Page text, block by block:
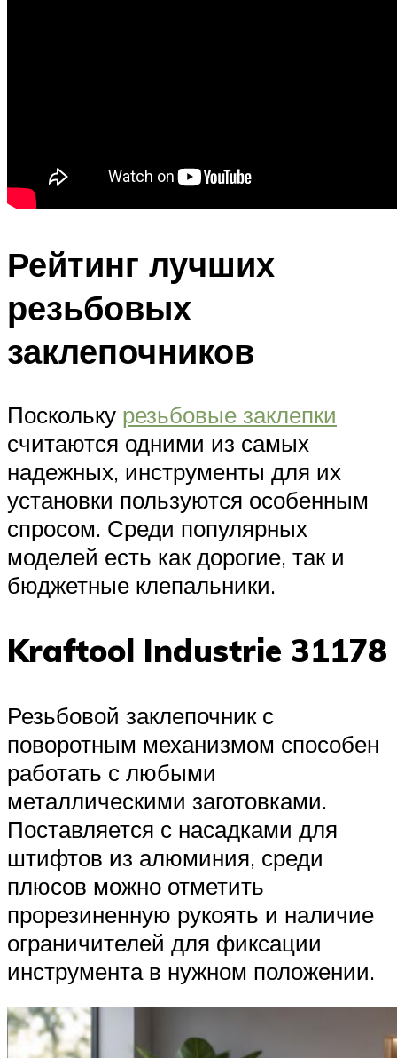
Рейтинг лучших
резьбовых
заклепочников
Поскольку резьбовые заклепки
считаются одними из самых
надежных, инструменты для их
установки пользуются особенным
спросом. Среди популярных
моделей есть как дорогие, так и
бюджетные клепальники.
Kraftool Industrie 31178
Резьбовой заклепочник с
поворотным механизмом способен
работать с любыми
металлическими заготовками.
Поставляется с насадками для
штифтов из алюминия, среди
плюсов можно отметить
прорезиненную рукоять и наличие
ограничителей для фиксации
инструмента в нужном положении.